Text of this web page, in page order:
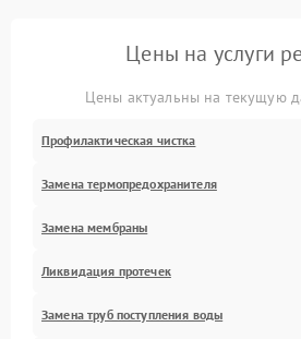
Цены на услуги
Цены актуальны на текущую
Профилактическая чистка
Замена термопредохранителя
Замена мембраны
Ликвидация протечек
Замена труб поступления воды